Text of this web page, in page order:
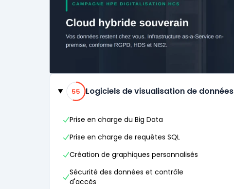
Catégories
55% de compatibilité
55 Logiciels de visualisation de données
Prise en charge du Big Data
Prise en charge de requêtes SQL
Création de graphiques personnalisés
Sécurité des données et contrôle
d'accès